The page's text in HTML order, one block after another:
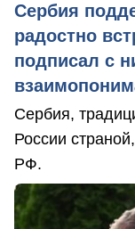
Сербия
радостно
подписал с
Сербия,
России
РФ.